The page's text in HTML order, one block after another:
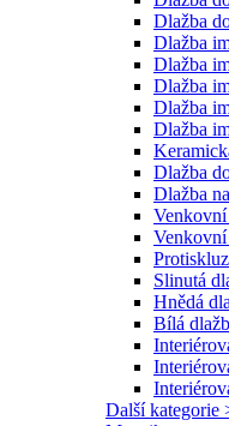
Dlažba
Dlažba
Dlažba
Dlažba
Dlažba
Dlažba
Dlažba
Dlažba
Venkovní
Venkovní
Slinutá
Hnědá
Bílá
Další kategorie